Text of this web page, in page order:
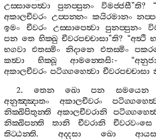
උස‍්සාපෙත්‍වා
පුනප‍්පුනං විමජ‍්ජසී”ති? “
අකාලචීවරං උප‍්පන‍්නං කයිරමානං
ඉමං
චීවරං උස‍්සාපෙත්‍වා පුනප‍්පුනං
පන තෙ භික‍්ඛු චීවරපච‍්චාසා”ති? “අත්‍ථි
භගවා
එතස‍්මිං නිදානෙ එතස‍්මිං
කත්‍වා
භික‍්ඛූ ආමන‍්තෙසි:- “
අකාලචීවරං පටිග‍්ගහෙත්‍වා චීවරපච‍්චාසා
2. තෙන ඛො පන සමයෙන
අනුඤ‍්ඤාතං
අකාලචීවරං
නික‍්ඛිපිතුන‍්ති
අකාලචීවරානි
නික‍්ඛිපන‍්ති
තානි චීවරානි චීවරවංසෙ
තිට‍්ඨන‍්ති. අද‍්දසා ඛො